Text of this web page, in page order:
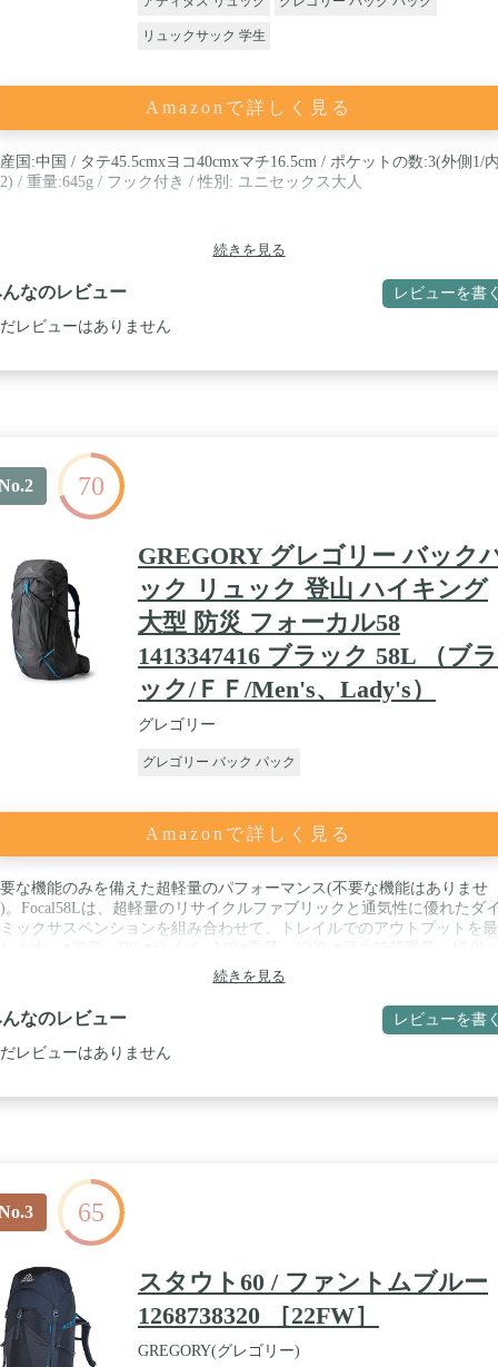
リュックサック 学生
Amazonで詳しく見る
国:中国 / タテ45.5cmxヨコ40cmxマチ16.5cm / ポケットの数:3(外側1/
/ 重量:645g / フック付き / 性別: ユニセックス大人
続きを見る
なのレビュー レビューを書
だレビューはありません
70
GREGORY グレゴリー バック
ック リュック 登山 ハイキング
大型 防災 フォーカル58
1413347416 ブラック 58L （ブラ
ック/ＦＦ/Men's、Lady's）
グレゴリー
グレゴリー バック パック
Amazonで詳しく見る
な機能のみを備えた超軽量のパフォーマンス(不要な機能はありませ
。Focal58Lは、超軽量のリサイクルファブリックと通気性に優れたダ
ックサスペンションを組み合わせて、トレイルでのアウトプットを
長：・メインアクセスには、クイックプル ドローコード式を採用し
にウェビング コンプレッション・背面は通気性とフレックス性を備え
サスペンション・バックパネルのメッシュにはPolygiene Stays
ノロジー・ヒップベルトは3D構造コンフォートクレードル仕様・軽
ルミフレームとファイバーグラス製アンチバレルクロスステイによる
続きを見る
なのレビュー レビューを書
だレビューはありません
65
スタウト60 / ファントムブルー
1268738320 ［22FW］
GREGORY(グレゴリー)